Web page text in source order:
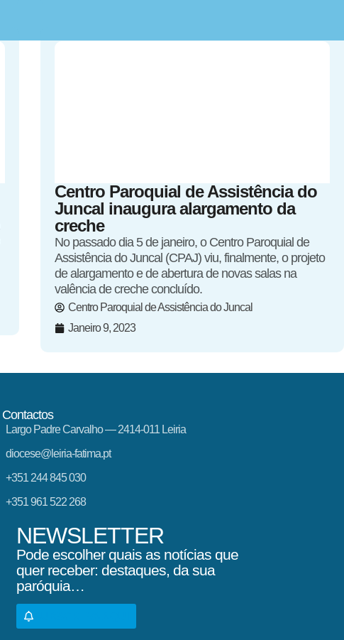
Centro Paroquial de Assistência do
Juncal inaugura alargamento da
creche
No passado dia 5 de janeiro, o Centro Paroquial de
Assistência do Juncal (CPAJ) viu, finalmente, o projeto
de alargamento e de abertura de novas salas na
valência de creche concluído.
Centro Paroquial de Assistência do Juncal
Janeiro 9, 2023
Contactos
Largo Padre Carvalho — 2414-011 Leiria
diocese@leiria-fatima.pt
+351 244 845 030
+351 961 522 268
NEWSLETTER
Pode escolher quais as notícias que
quer receber: destaques, da sua
paróquia…